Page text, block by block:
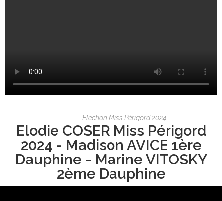
Election Miss Périgord 2024
Elodie COSER Miss Périgord
2024 - Madison AVICE 1ère
Dauphine - Marine VITOSKY
2ème Dauphine